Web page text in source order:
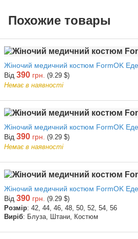
Похожие товары
Жіночий медичний костюм FormOK
Від 390 грн. (9.29 $)
Немає в наявності
Жіночий медичний костюм FormOK
Від 390 грн. (9.29 $)
Немає в наявності
Жіночий медичний костюм FormOK
Від 390 грн. (9.29 $)
Розмір: 42, 44, 46, 48, 50, 52, 54, 56
Виріб: Блуза, Штани, Костюм